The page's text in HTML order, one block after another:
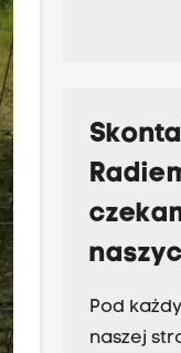
Pod
naszej